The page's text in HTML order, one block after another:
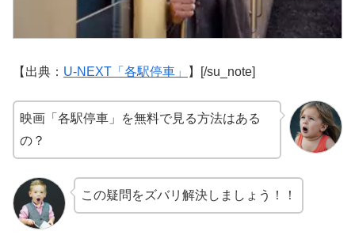
【出典： U-NEXT「各駅停車」 】[/su_note]
映画「各駅停車」を無料で見る方法はある
の？
この疑問をズバリ解決しましょう！！